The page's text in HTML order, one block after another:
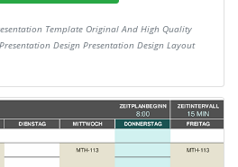
Template Original And High Quality
Design Presentation Design Layout